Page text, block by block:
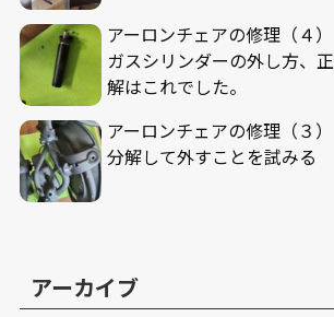
アーロンチェアの修理（４）
ガスシリンダーの外し方、正
解はこれでした。
アーロンチェアの修理（３）
分解して外すことを試みる
アーカイブ